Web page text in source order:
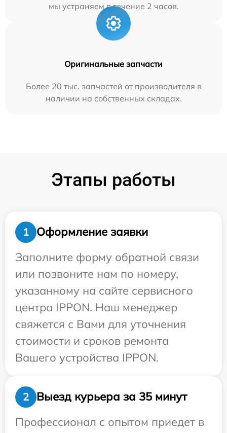
мы устраняем в течение 2 часов.
Оригинальные запчасти
Более 20 тыс. запчастей от производителя в
наличии на собственных складах.
Этапы работы
1
Оформление заявки
Заполните форму обратной связи
или позвоните нам по номеру,
указанному на сайте сервисного
центра IPPON. Наш менеджер
свяжется с Вами для уточнения
стоимости и сроков ремонта
Вашего устройства IPPON.
2
Выезд курьера за 35 минут
Профессионал с опытом приедет в